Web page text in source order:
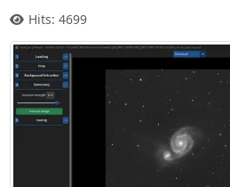
Hits: 4699